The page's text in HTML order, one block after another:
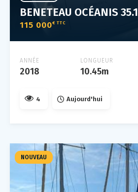
BENETEAU OCÉANIS 35.1
115 000€ TTC
ANNÉE
2018
LONGUEUR
10.45m
4 Aujourd'hui
NOUVEAU